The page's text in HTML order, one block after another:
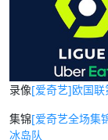
录像[爱奇艺]欧国
集锦[爱奇艺全场集
冰岛队